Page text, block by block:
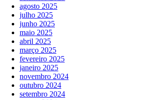
agosto 2025
julho 2025
junho 2025
maio 2025
abril 2025
março 2025
fevereiro 2025
janeiro 2025
novembro 2024
outubro 2024
setembro 2024